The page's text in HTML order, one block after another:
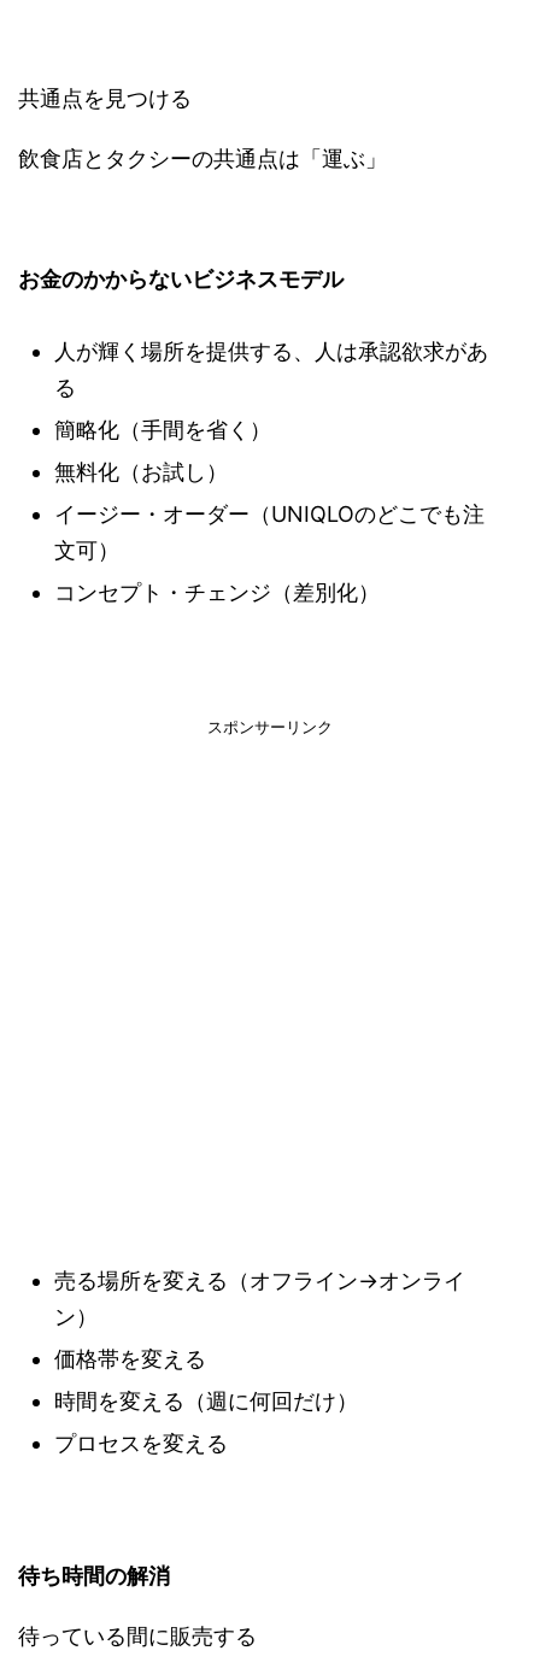
共通点を見つける
飲食店とタクシーの共通点は「運ぶ」
お金のかからないビジネスモデル
人が輝く場所を提供する、人は承認欲求があ
る
簡略化（手間を省く）
無料化（お試し）
イージー・オーダー（UNIQLOのどこでも注
文可）
コンセプト・チェンジ（差別化）
スポンサーリンク
売る場所を変える（オフライン→オンライ
ン）
価格帯を変える
時間を変える（週に何回だけ）
プロセスを変える
待ち時間の解消
待っている間に販売する